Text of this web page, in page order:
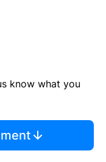
know what you